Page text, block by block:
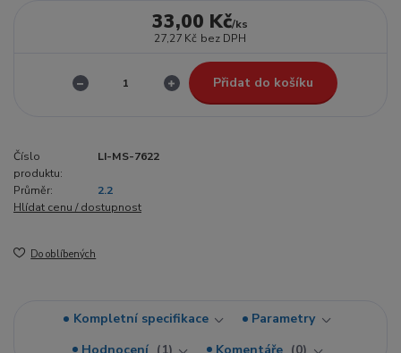
33,00 Kč/ks
27,27 Kč bez DPH
Přidat do košíku
Číslo
produktu:
LI-MS-7622
Průměr:
2.2
Hlídat cenu / dostupnost
Do oblíbených
Kompletní specifikace
Parametry